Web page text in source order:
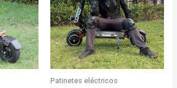
Patinetes eléctricos